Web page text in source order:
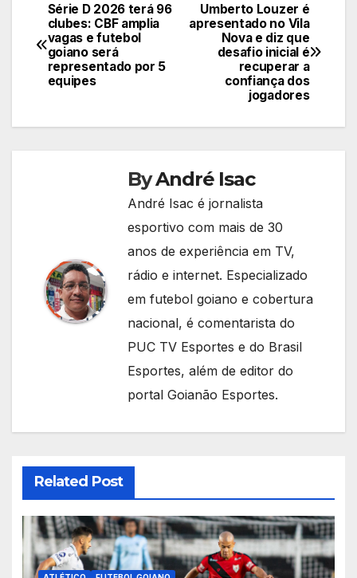
Navegação
de
Post
Umberto Louzer é
apresentado no Vila
Nova e diz que
desafio inicial é
recuperar a
confiança dos
jogadores
Série D 2026 terá 96
clubes: CBF amplia
vagas e futebol
goiano será
representado por 5
equipes
ByAndré Isac
André Isac é jornalista
esportivo com mais de 30
anos de experiência em TV,
rádio e internet. Especializado
em futebol goiano e cobertura
nacional, é comentarista do
PUC TV Esportes e do Brasil
Esportes, além de editor do
portal Goianão Esportes.
Related Post